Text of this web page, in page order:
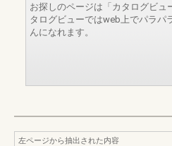
お探しのページは「カタログビュ
タログビューではweb上でパラパ
んになれます。
左ページから抽出された内容